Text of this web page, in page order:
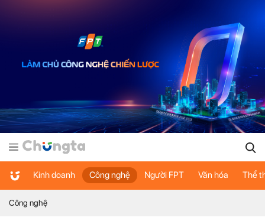
Kinh doanh Công nghệ Người FPT Văn hóa Thể
Công nghệ